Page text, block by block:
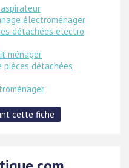
électroménager
détachées electro
ménager
pièces détachées